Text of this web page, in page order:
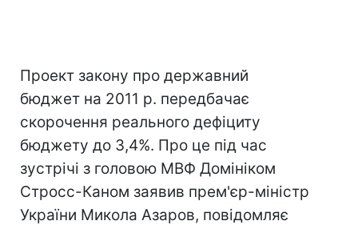
Проект закону про державний
бюджет на 2011 р. передбачає
скорочення реального дефіциту
бюджету до 3,4%. Про це під час
зустрічі з головою МВФ Домініком
Стросс-Каном заявив прем'єр-міністр
України Микола Азаров, повідомляє